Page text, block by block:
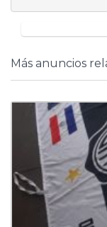
Más anuncios